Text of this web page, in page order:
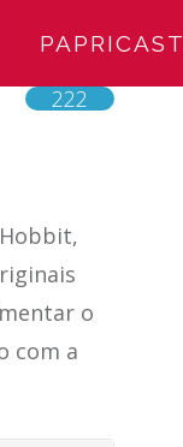
PAPRICAST
222
o
com a